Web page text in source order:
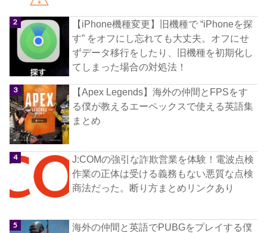
【iPhone機種変更】旧機種で “iPhoneを探
す” をオフにし忘れても大丈夫。オフにせ
ずデータ移行をしたり、旧機種を初期化し
てしまった場合の対処法！
【Apex Legends】海外の仲間とFPSをす
る僕が教えるエーペックスで使える英語集
まとめ
J:COMの強引な詐欺営業を体験！電波点検
作業の正体は受ける義務もない悪質な点検
商法だった。断り方まとめリンクあり
海外の仲間と英語でPUBGをプレイする僕